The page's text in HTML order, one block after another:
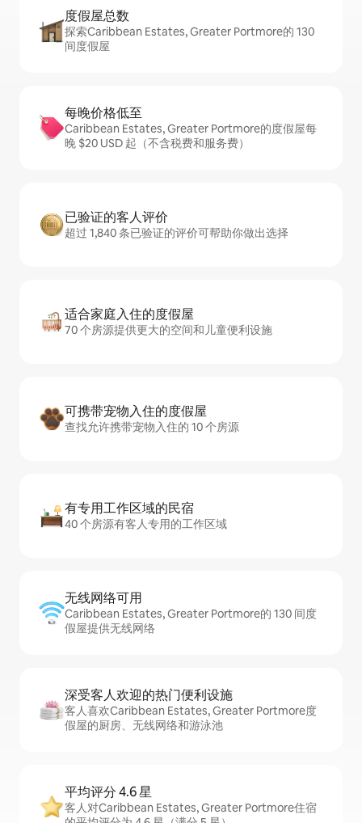
度假屋总数
探索Caribbean Estates, Greater Portmore的 130
间度假屋
每晚价格低至
Caribbean Estates, Greater Portmore的度假屋每
晚 $20 USD 起（不含税费和服务费）
已验证的客人评价
超过 1,840 条已验证的评价可帮助你做出选择
适合家庭入住的度假屋
70 个房源提供更大的空间和儿童便利设施
可携带宠物入住的度假屋
查找允许携带宠物入住的 10 个房源
有专用工作区域的民宿
40 个房源有客人专用的工作区域
无线网络可用
Caribbean Estates, Greater Portmore的 130 间度
假屋提供无线网络
深受客人欢迎的热门便利设施
客人喜欢Caribbean Estates, Greater Portmore度
假屋的厨房、无线网络和游泳池
平均评分 4.6 星
客人对Caribbean Estates, Greater Portmore住宿